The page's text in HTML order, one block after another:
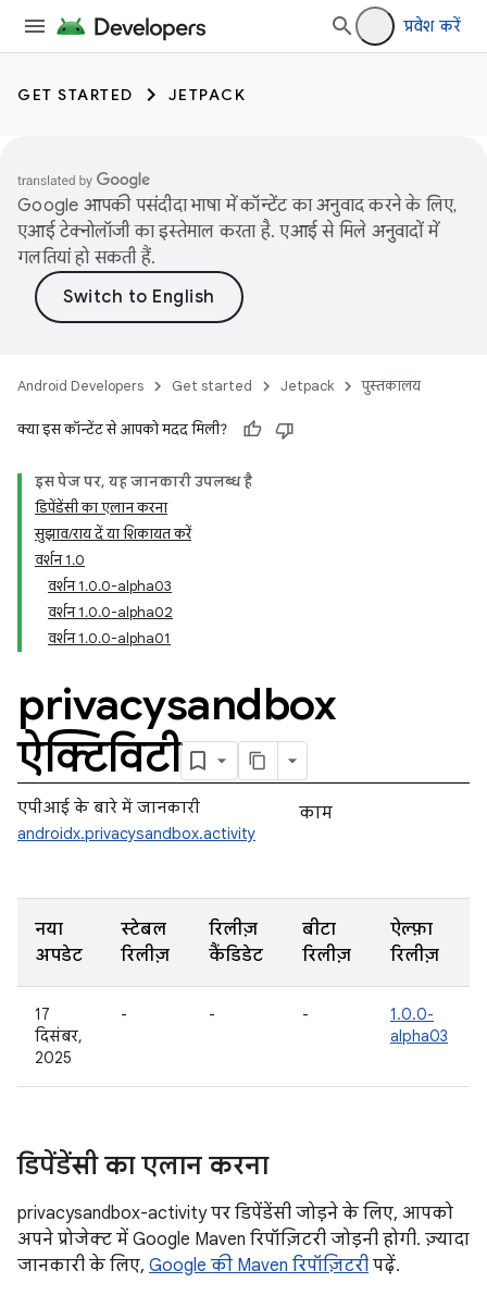
प्रवेश करें
GET STARTED JETPACK
Google आपकी पसंदीदा भाषा में कॉन्टेंट का अनुवाद करने के लिए,
एआई टेक्नोलॉजी का इस्तेमाल करता है. एआई से मिले अनुवादों में
गलतियां हो सकती हैं.
Android Developers Get started Jetpack पुस्तकालय
क्या इस कॉन्टेंट से आपको मदद मिली?
इस पेज पर, यह जानकारी उपलब्ध है
डिपेंडेंसी का एलान करना
सुझाव/राय दें या शिकायत करें
वर्शन 1.0
वर्शन 1.0.0-alpha03
वर्शन 1.0.0-alpha02
वर्शन 1.0.0-alpha01
privacysandbox
ऐक्टिविटी
एपीआई के बारे में जानकारी
androidx.privacysandbox.activity
काम
नया
अपडेट
स्टेबल
रिलीज़
रिलीज़
कैंडिडेट
बीटा
रिलीज़
ऐल्फ़ा
रिलीज़
17
दिसंबर,
2025
- - -
1.0.0-
alpha03
डिपेंडेंसी का एलान करना
privacysandbox-activity पर डिपेंडेंसी जोड़ने के लिए, आपको
अपने प्रोजेक्ट में Google Maven रिपॉज़िटरी जोड़नी होगी. ज़्यादा
जानकारी के लिए, Google की Maven रिपॉज़िटरी पढ़ें.